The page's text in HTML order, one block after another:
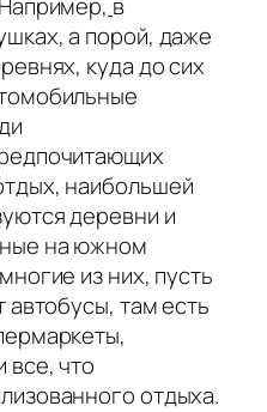
а порой, даже
куда до сих
наибольшей
деревни и
на южном
из них, пусть
там есть
все, что
отдыха.